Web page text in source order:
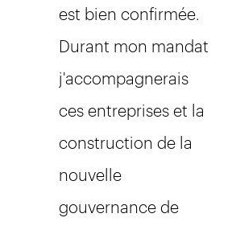
est bien confirmée.
Durant mon mandat
j'accompagnerais
ces entreprises et la
construction de la
nouvelle
gouvernance de